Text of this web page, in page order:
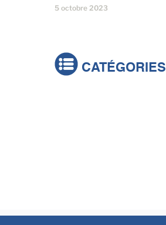
5 octobre 2023
CATÉGORIES